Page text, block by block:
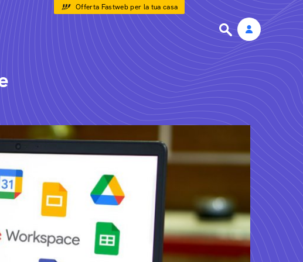
Offerta Fastweb per la tua casa